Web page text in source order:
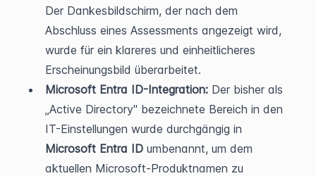
Der Dankesbildschirm, der nach dem
Abschluss eines Assessments angezeigt wird,
wurde für ein klareres und einheitlicheres
Erscheinungsbild überarbeitet.
Microsoft Entra ID-Integration: Der bisher als
„Active Directory" bezeichnete Bereich in den
Microsoft Entra ID umbenannt, um dem
aktuellen Microsoft-Produktnamen zu